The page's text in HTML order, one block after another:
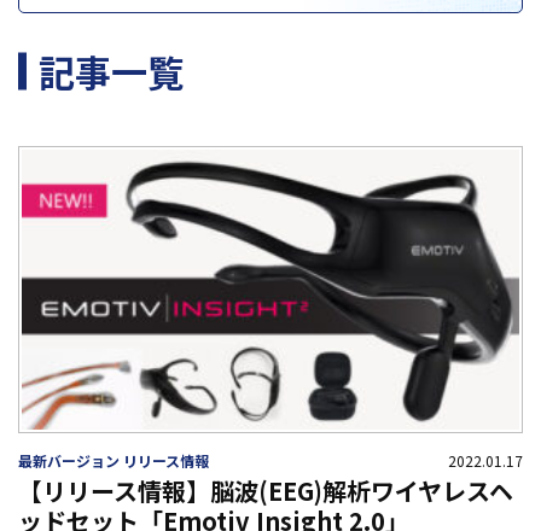
記事一覧
最新バージョン リリース情報 2022.01.17
【リリース情報】脳波(EEG)解析ワイヤレスヘ
ッドセット「Emotiv Insight 2.0」